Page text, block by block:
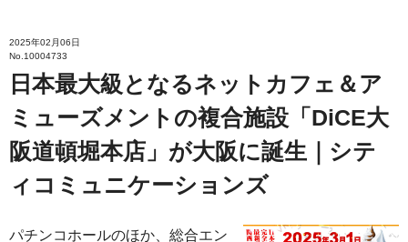
2025年02月06日
No.10004733
日本最大級となるネットカフェ＆ア
ミューズメントの複合施設「DiCE大
阪道頓堀本店」が大阪に誕生｜シテ
ィコミュニケーションズ
パチンコホールのほか、総合エン